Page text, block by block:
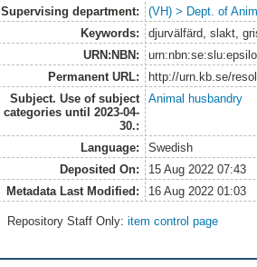
Supervising department:
(VH) > Dept. of
Keywords:
djurvälfärd, slakt,
URN:NBN:
Permanent URL:
http://urn.kb.se/
Subject. Use of subject
categories until 2023-04-
30.:
Animal husbandry
Language:
Swedish
Deposited On:
15 Aug 2022 07:43
Metadata Last Modified:
16 Aug 2022 01:03
Repository Staff Only:item control page